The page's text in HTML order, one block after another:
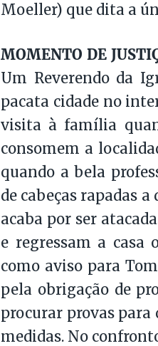
Moeller) que dita a
MOMENTO DE
Um Reverendo da
pacata cidade no
visita à família
consomem a
quando a bela
de cabeças rapadas
acaba por ser
e regressam a casa
como aviso para
pela obrigação de
procurar provas
medidas. No